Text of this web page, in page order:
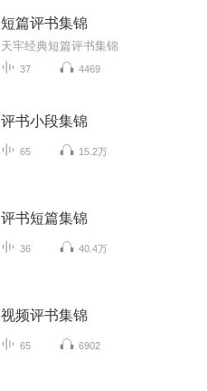
短篇评书集锦
天牢经典短篇评书集锦
37 4469
评书小段集锦
65 15.2万
评书短篇集锦
36 40.4万
视频评书集锦
65 6902